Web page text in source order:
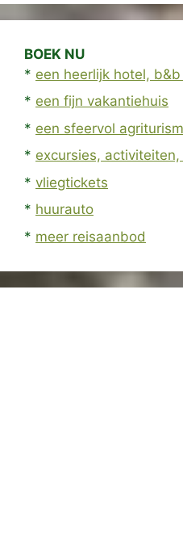
BOEK NU
* een heerlijk hotel,
* een fijn vakantiehuis
* een sfeervol
* excursies,
* vliegtickets
* huurauto
* meer reisaanbod